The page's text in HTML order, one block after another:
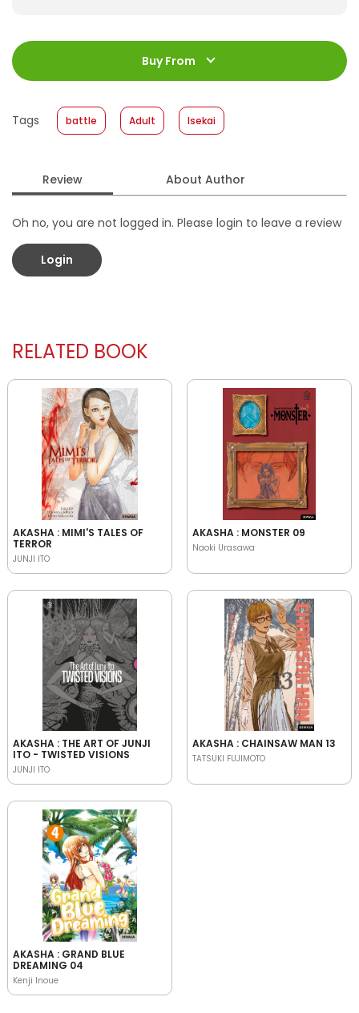
ISBN :
978-623-03-0592-4
200 halaman
Size
:
13 cm x 18 cm
Format
: Softcover
Buy From
Tags battle Adult Isekai
Review About Author
Oh no, you are not logged in. Please login to leave a review
Login
RELATED BOOK
AKASHA : MIMI'S TALES OF
TERROR
JUNJI ITO
AKASHA : MONSTER 09
Naoki Urasawa
AKASHA : THE ART OF JUNJI
ITO - TWISTED VISIONS
JUNJI ITO
AKASHA : CHAINSAW MAN 13
TATSUKI FUJIMOTO
AKASHA : GRAND BLUE
DREAMING 04
Kenji Inoue